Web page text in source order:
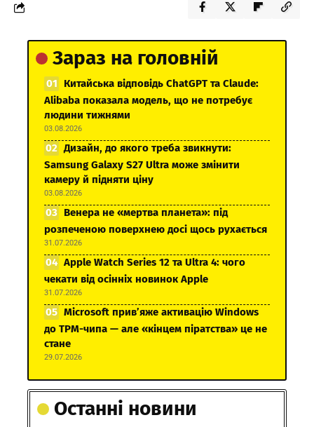
Зараз на головній
Китайська відповідь ChatGPT та Claude:
Alibaba показала модель, що не потребує
людини тижнями
03.08.2026
Дизайн, до якого треба звикнути:
Samsung Galaxy S27 Ultra може змінити
камеру й підняти ціну
03.08.2026
Венера не «мертва планета»: під
розпеченою поверхнею досі щось рухається
31.07.2026
Apple Watch Series 12 та Ultra 4: чого
чекати від осінніх новинок Apple
31.07.2026
Microsoft прив’яже активацію Windows
до TPM-чипа — але «кінцем піратства» це не
стане
29.07.2026
Останні новини